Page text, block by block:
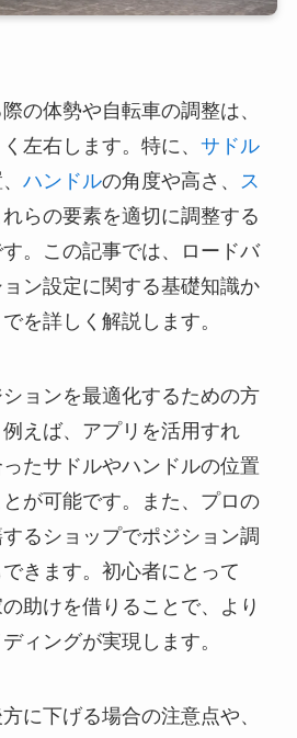
の体勢や自転車の調整は、
左右します。特に、 サドル
ハンドルの角度や高さ、 ス
らの要素を適切に調整する
。この記事では、ロードバ
ン設定に関する基礎知識か
を詳しく解説します。
ョンを最適化するための方
えば、アプリを活用すれ
たサドルやハンドルの位置
が可能です。また、プロの
るショップでポジション調
きます。初心者にとって
助けを借りることで、より
ィングが実現します。
に下げる場合の注意点や、